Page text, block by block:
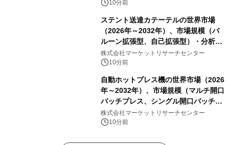
10分前
ステント送達カテーテルの世界市場
（2026年～2032年）、市場規模（バ
ルーン拡張型、自己拡張型）・分析レ
ポートを発表
株式会社マーケットリサーチセンター
10分前
自動ホットプレス機の世界市場（2026
年～2032年）、市場規模（マルチ開口
バッチプレス、シングル開口バッチプ
レス、連続ホットプレスライン、真空
成形、その他）・分析レポートを発表
株式会社マーケットリサーチセンター
10分前